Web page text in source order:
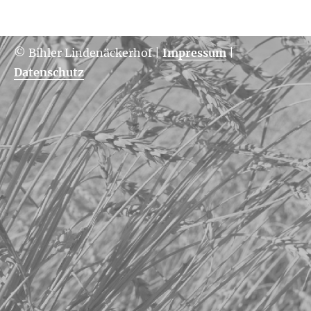
© Bihler Lindenäckerhof|Impressum|
Datenschutz